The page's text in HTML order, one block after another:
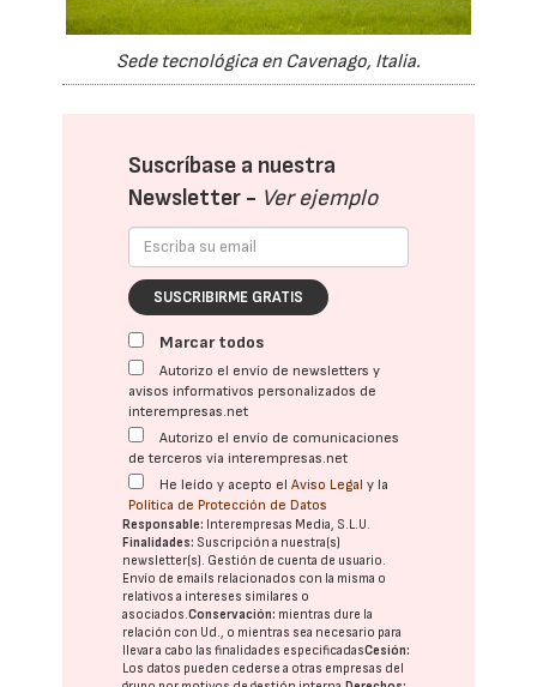
Sede tecnológica en Cavenago, Italia.
Suscríbase a nuestra
Newsletter - Ver ejemplo
SUSCRIBIRME GRATIS
Marcar todos
Autorizo el envío de newsletters y
avisos informativos personalizados de
interempresas.net
Autorizo el envío de comunicaciones
de terceros vía interempresas.net
He leído y acepto elAviso Legal y la
Política de Protección de Datos
Responsable: Interempresas Media, S.L.U.
Finalidades: Suscripción a nuestra(s)
newsletter(s). Gestión de cuenta de usuario.
Envío de emails relacionados con la misma o
relativos a intereses similares o
asociados.Conservación: mientras dure la
relación con Ud., o mientras sea necesario para
llevar a cabo las finalidades especificadasCesión:
Los datos pueden cederse a otras empresas del